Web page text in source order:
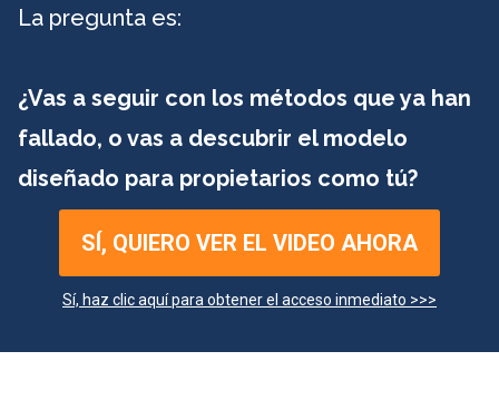
La pregunta es:
¿Vas a seguir con los métodos que ya han
fallado, o vas a descubrir el modelo
diseñado para propietarios como tú?
SÍ, QUIERO VER EL VIDEO AHORA
Sí, haz clic aquí para obtener el acceso inmediato >>>